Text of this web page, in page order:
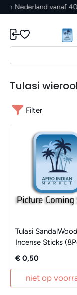
✔ Gratis
Tulasi
Filter
Tulasi SandalWood
Incense Sticks
€ 0,50
niet op